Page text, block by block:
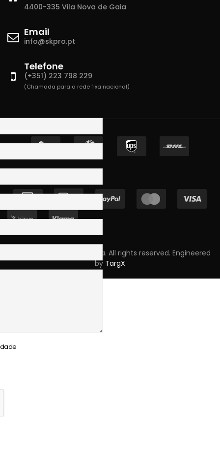
4400-335 Vila Nova de Gaia
Email
info@skpro.pt
Telefone
(+351) 223 798 229
(Chamada para a rede fixa nacional)
Copyright © 2023 Skpro, Lda. All rights reserved. Engineered
by TargX